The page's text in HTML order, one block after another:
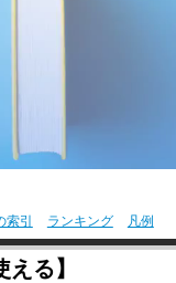
索引 ランキング 凡例
る】